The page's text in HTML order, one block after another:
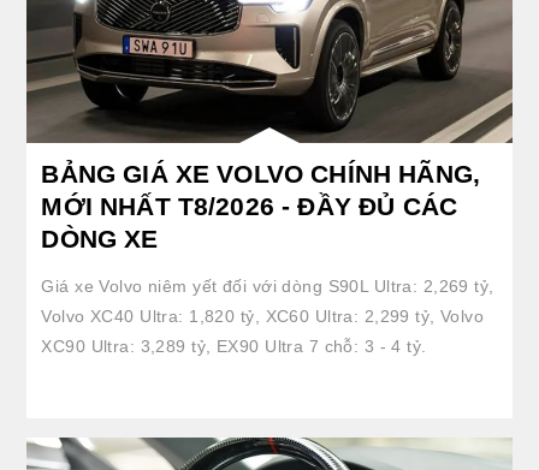
BẢNG GIÁ XE VOLVO CHÍNH HÃNG,
MỚI NHẤT T8/2026 - ĐẦY ĐỦ CÁC
DÒNG XE
Giá xe Volvo niêm yết đối với dòng S90L Ultra: 2,269 tỷ,
Volvo XC40 Ultra: 1,820 tỷ, XC60 Ultra: 2,299 tỷ, Volvo
XC90 Ultra: 3,289 tỷ, EX90 Ultra 7 chỗ: 3 - 4 tỷ.